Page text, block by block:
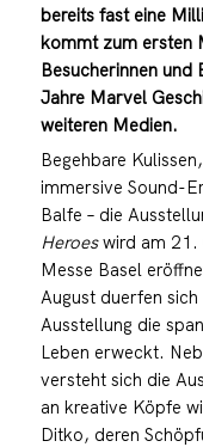
bereits fast eine
kommt zum ersten
Besucherinnen und
Jahre Marvel
weiteren Medien.
Begehbare
immersive Sound-
Balfe – die
Heroeswird am 21.
Messe Basel
August duerfen
Ausstellung die
Leben erweckt.
versteht sich die
an kreative Köpfe
Ditko, deren